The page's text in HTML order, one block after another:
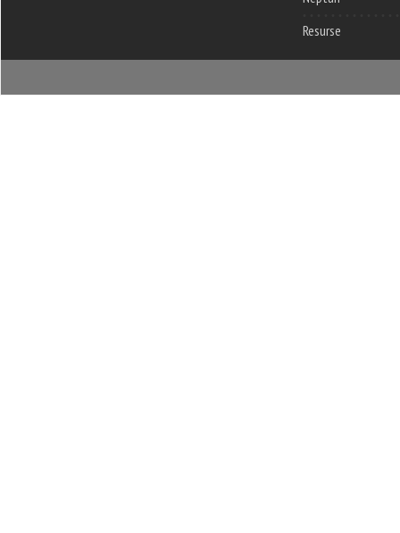
Resurse